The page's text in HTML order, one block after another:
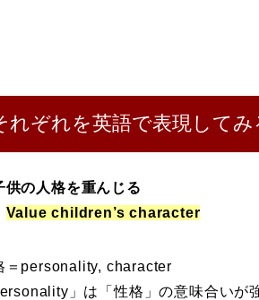
れぞれを英語で表現してみ
供の人格を重んじる
Value children’s character
＝personality, character
」は「性格」の意味合いが